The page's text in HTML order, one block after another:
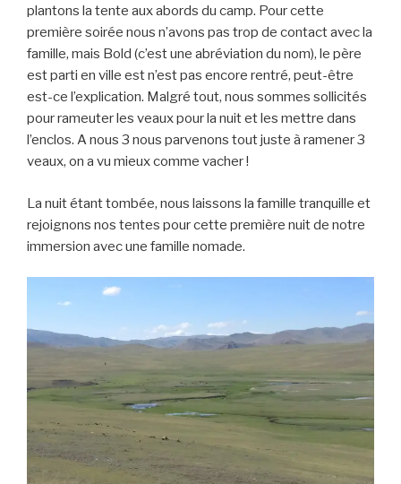
plantons la tente aux abords du camp. Pour cette
première soirée nous n’avons pas trop de contact avec la
famille, mais Bold (c’est une abréviation du nom), le père
est parti en ville est n’est pas encore rentré, peut-être
est-ce l’explication. Malgré tout, nous sommes sollicités
pour rameuter les veaux pour la nuit et les mettre dans
l’enclos. A nous 3 nous parvenons tout juste à ramener 3
veaux, on a vu mieux comme vacher !
La nuit étant tombée, nous laissons la famille tranquille et
rejoignons nos tentes pour cette première nuit de notre
immersion avec une famille nomade.